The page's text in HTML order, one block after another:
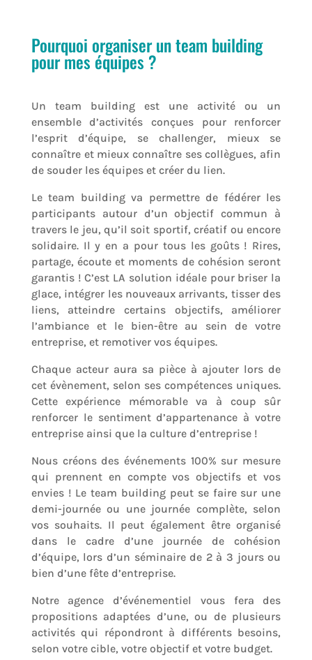
Pourquoi organiser un team building
pour mes équipes ?
Un team building est une activité ou un
ensemble d’activités conçues pour renforcer
l’esprit d’équipe, se challenger, mieux se
connaître et mieux connaître ses collègues, afin
de souder les équipes et créer du lien.
Le team building va permettre de fédérer les
participants autour d’un objectif commun à
travers le jeu, qu’il soit sportif, créatif ou encore
solidaire. Il y en a pour tous les goûts ! Rires,
partage, écoute et moments de cohésion seront
garantis ! C’est LA solution idéale pour briser la
glace, intégrer les nouveaux arrivants, tisser des
liens, atteindre certains objectifs, améliorer
l’ambiance et le bien-être au sein de votre
entreprise, et remotiver vos équipes.
Chaque acteur aura sa pièce à ajouter lors de
cet évènement, selon ses compétences uniques.
Cette expérience mémorable va à coup sûr
renforcer le sentiment d’appartenance à votre
entreprise ainsi que la culture d’entreprise !
Nous créons des événements 100% sur mesure
qui prennent en compte vos objectifs et vos
envies ! Le team building peut se faire sur une
demi-journée ou une journée complète, selon
vos souhaits. Il peut également être organisé
dans le cadre d’une journée de cohésion
d’équipe, lors d’un séminaire de 2 à 3 jours ou
bien d’une fête d’entreprise.
Notre agence d’événementiel vous fera des
propositions adaptées d’une, ou de plusieurs
activités qui répondront à différents besoins,
selon votre cible, votre objectif et votre budget.